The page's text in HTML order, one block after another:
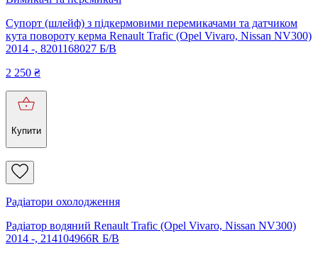
Супорт (шлейф) з підкермовими перемикачами та датчиком
кута повороту керма Renault Trafic (Opel Vivaro, Nissan NV300)
2014 -, 8201168027 Б/В
2 250 ₴
Купити
Радіатори охолодження
Радіатор водяний Renault Trafic (Opel Vivaro, Nissan NV300)
2014 -, 214104966R Б/В